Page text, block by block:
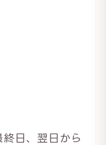
日、翌日から